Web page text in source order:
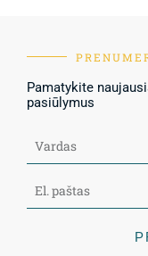
Pamatykite
pasiūlymus